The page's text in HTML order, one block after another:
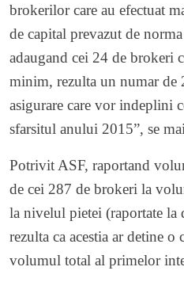
brokerilor care au efectuat
de capital prevazut de
adaugand cei 24 de brokeri
minim, rezulta un numar de
asigurare care vor indeplini
sfarsitul anului 2015”, se
Potrivit ASF, raportand
de cei 287 de brokeri la
la nivelul pietei (raportate la
rezulta ca acestia ar detine o
volumul total al primelor